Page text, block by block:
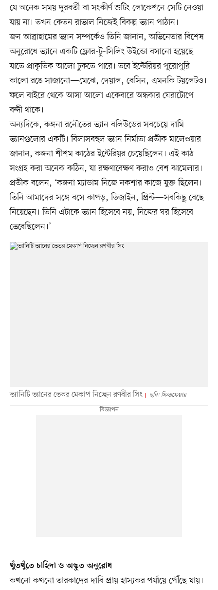
যে অনেক সময় দূরবর্তী বা সংকীর্ণ শুটিং লোকেশনে সেটি নেওয়া
যায় না। তখন কেতন রাভাল নিজেই বিকল্প ভ্যান পাঠান।
জন আব্রাহামের ভ্যান সম্পর্কেও তিনি জানান, অভিনেতার বিশেষ
অনুরোধে ভ্যানে একটি ফ্লোর-টু-সিলিং উইন্ডো বসানো হয়েছে
যাতে প্রাকৃতিক আলো ঢুকতে পারে। তবে ইন্টেরিয়র পুরোপুরি
কালো রঙে সাজানো—মেঝে, দেয়াল, বেসিন, এমনকি টয়লেটও।
ফলে বাইরে থেকে আসা আলো একেবারে অন্ধকার ঘেরাটোপে
বন্দী থাকে।
অন্যদিকে, কঙ্গনা রনৌতের ভ্যান বলিউডের সবচেয়ে দামি
ভ্যানগুলোর একটি। বিলাসবহুল ভ্যান নির্মাতা প্রতীক মালেওয়ার
জানান, কঙ্গনা শীশম কাঠের ইন্টেরিয়র চেয়েছিলেন। এই কাঠ
সংগ্রহ করা অনেক কঠিন, যা রক্ষণাবেক্ষণ করাও বেশ ঝামেলার।
প্রতীক বলেন, ‘কঙ্গনা ম্যাডাম নিজে নকশার কাজে যুক্ত ছিলেন।
তিনি আমাদের সঙ্গে বসে কাপড়, ডিজাইন, প্রিন্ট—সবকিছু বেছে
নিয়েছেন। তিনি এটাকে ভ্যান হিসেবে নয়, নিজের ঘর হিসেবে
ভেবেছিলেন।’
ভ্যানিটি ভ্যানের ভেতর মেকাপ নিচ্ছেন রণবীর সিং ছবি: ফিল্মফেয়ার
খুঁতখুঁতে চাহিদা ও অদ্ভুত অনুরোধ
কখনো কখনো তারকাদের দাবি প্রায় হাস্যকর পর্যায়ে পৌঁছে যায়।